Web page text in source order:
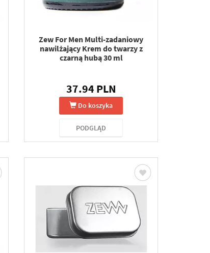
Zew For Men Multi-zadaniowy
nawilżający Krem do twarzy z
czarną hubą 30 ml
37.94 PLN
Do koszyka
PODGLĄD